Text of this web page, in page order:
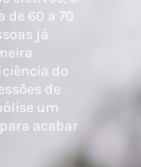
de 60 a 70
já
do
de
um
acabar